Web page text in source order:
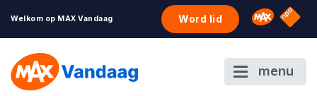
Welkom op MAX Vandaag Word lid Omroep
NPO
menu